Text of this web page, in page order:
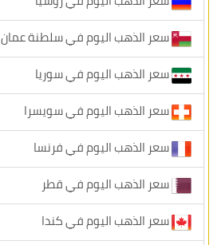
سعر الذهب اليوم في سلطنة عمان
سعر الذهب اليوم في سوريا
سعر الذهب اليوم في سويسرا
سعر الذهب اليوم في فرنسا
سعر الذهب اليوم في قطر
سعر الذهب اليوم في كندا